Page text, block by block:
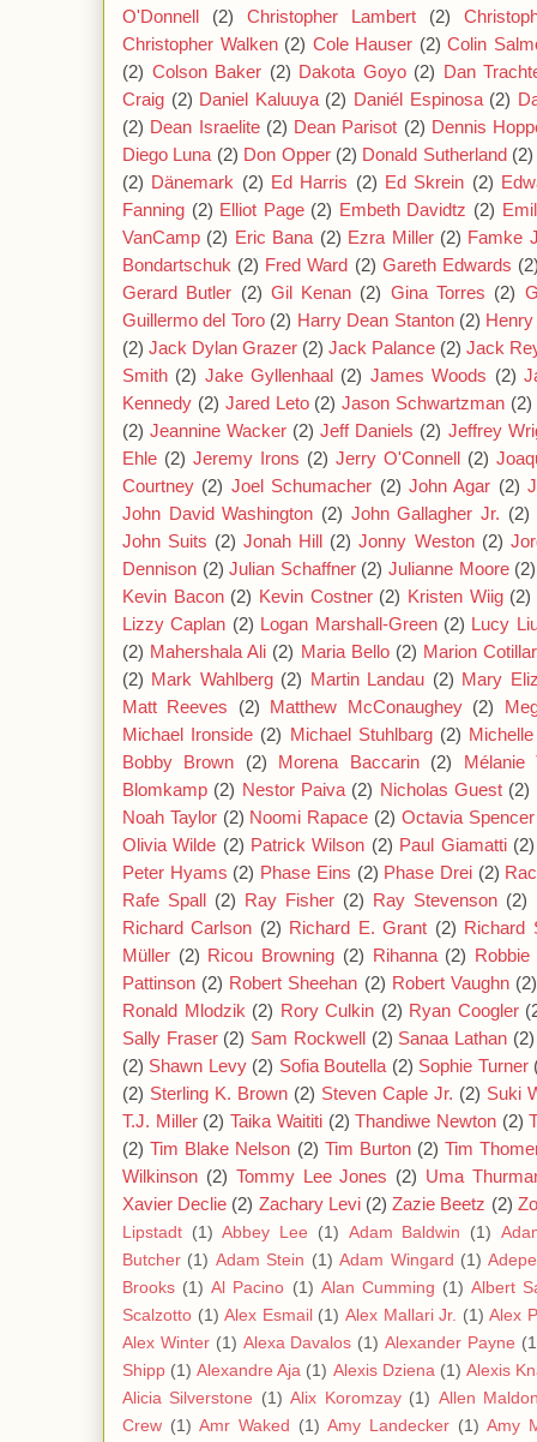
O'Donnell
(2) Christopher Lambert (2)
Christopher Walken (2) Cole Hauser (2) Colin
(2) Colson Baker (2) Dakota Goyo (2) Dan
Craig (2) Daniel Kaluuya (2) Daniél Espinosa (2)
(2) Dean Israelite (2) Dean Parisot (2) Dennis
Diego Luna (2) Don Opper (2) Donald Sutherland (2)
(2) Dänemark (2) Ed Harris (2) Ed Skrein (2)
Fanning (2) Elliot Page (2) Embeth Davidtz (2)
VanCamp (2) Eric Bana (2) Ezra Miller (2) Famke
Bondartschuk (2) Fred Ward (2) Gareth Edwards
Gerard Butler (2) Gil Kenan (2) Gina Torres (2)
Guillermo del Toro (2) Harry Dean Stanton (2)
(2) Jack Dylan Grazer (2) Jack Palance (2) Jack
Smith (2) Jake Gyllenhaal (2) James Woods (2)
Kennedy (2) Jared Leto (2) Jason Schwartzman (2)
(2) Jeannine Wacker (2) Jeff Daniels (2) Jeffrey
Ehle (2) Jeremy Irons (2) Jerry O'Connell (2)
Courtney (2) Joel Schumacher (2) John Agar (2)
John David Washington (2) John Gallagher Jr. (2)
John Suits (2) Jonah Hill (2) Jonny Weston (2)
Dennison (2) Julian Schaffner (2) Julianne Moore (2)
Kevin Bacon (2) Kevin Costner (2) Kristen Wiig (2)
Lizzy Caplan (2) Logan Marshall-Green (2) Lucy
(2) Mahershala Ali (2) Maria Bello (2) Marion
(2) Mark Wahlberg (2) Martin Landau (2) Mary
Matt Reeves
(2) Matthew McConaughey (2)
Michael Ironside (2) Michael Stuhlbarg (2)
Bobby Brown
(2) Morena Baccarin (2)
Mélanie
Blomkamp (2) Nestor Paiva (2) Nicholas Guest (2)
Noah Taylor (2) Noomi Rapace (2) Octavia Spencer
Olivia Wilde (2) Patrick Wilson (2) Paul Giamatti (2)
Peter Hyams (2) Phase Eins (2) Phase Drei (2)
Rafe Spall (2) Ray Fisher (2) Ray Stevenson (2)
Richard Carlson (2) Richard E. Grant (2) Richard
Müller (2) Ricou Browning (2) Rihanna (2) Robbie
Pattinson (2) Robert Sheehan (2) Robert Vaughn (2)
Ronald Mlodzik (2) Rory Culkin (2) Ryan Coogler
Sally Fraser (2) Sam Rockwell (2) Sanaa Lathan (2)
(2) Shawn Levy (2) Sofia Boutella (2) Sophie Turner
(2) Sterling K. Brown (2) Steven Caple Jr. (2) Suki
T.J. Miller (2) Taika Waititi (2) Thandiwe Newton (2)
(2) Tim Blake Nelson (2) Tim Burton (2) Tim
Wilkinson (2) Tommy Lee Jones (2) Uma
Xavier Declie (2) Zachary Levi (2) Zazie Beetz (2)
Lipstadt (1) Abbey Lee (1) Adam Baldwin (1)
Butcher (1) Adam Stein (1) Adam Wingard (1)
Brooks (1) Al Pacino (1) Alan Cumming (1) Albert
Scalzotto (1) Alex Esmail (1) Alex Mallari Jr. (1) Alex
Alex Winter (1) Alexa Davalos (1) Alexander Payne
Shipp (1) Alexandre Aja (1) Alexis Dziena (1) Alexis
Alicia Silverstone (1) Alix Koromzay (1) Allen
Crew (1) Amr Waked (1) Amy Landecker (1) Amy